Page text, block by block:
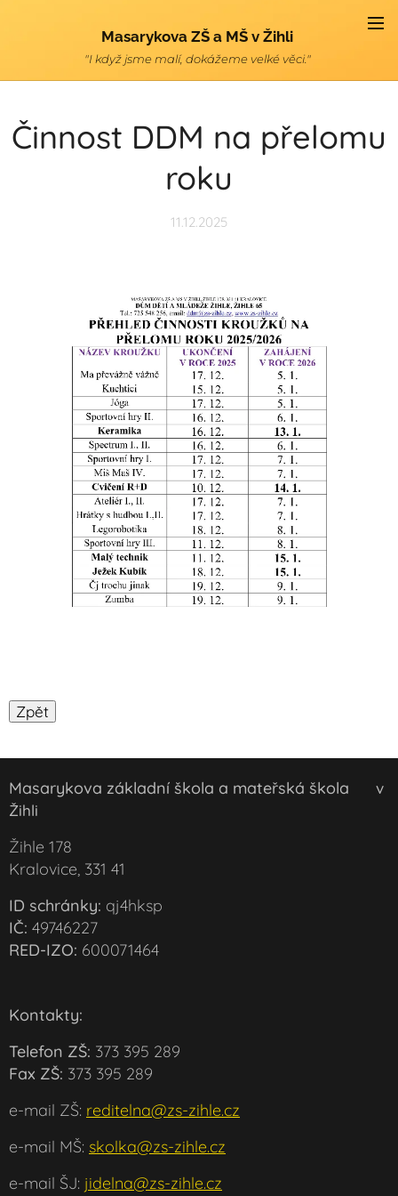
Masarykova ZŠ a MŠ v Žihli
"I když jsme malí, dokážeme velké věci."
Činnost DDM na přelomu
roku
11.12.2025
Masarykova základní škola a mateřská škola v
Žihli
Žihle 178
Kralovice, 331 41
ID schránky: qj4hksp
IČ: 49746227
RED-IZO: 600071464
Kontakty:
Telefon ZŠ: 373 395 289
Fax ZŠ: 373 395 289
e-mail ZŠ: reditelna@zs-zihle.cz
e-mail MŠ: skolka@zs-zihle.cz
e-mail ŠJ: jidelna@zs-zihle.cz